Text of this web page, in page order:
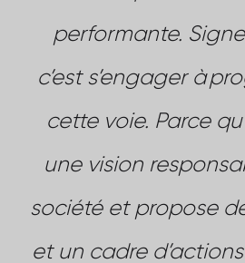
performante.
c’est s’engager à
cette voie. Parce
une vision
société et propose
et un cadre